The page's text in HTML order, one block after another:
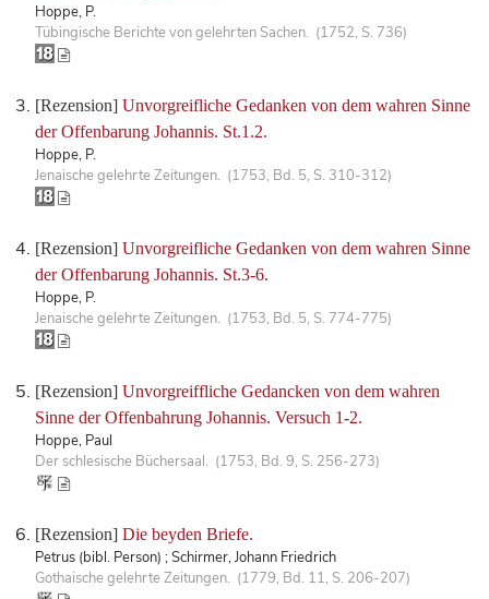
Hoppe, P.
Tübingische Berichte von gelehrten Sachen. (1752, S. 736)
[Rezension] Unvorgreifliche Gedanken von dem wahren Sinne
der Offenbarung Johannis. St.1.2.
Hoppe, P.
Jenaische gelehrte Zeitungen. (1753, Bd. 5, S. 310-312)
[Rezension] Unvorgreifliche Gedanken von dem wahren Sinne
der Offenbarung Johannis. St.3-6.
Hoppe, P.
Jenaische gelehrte Zeitungen. (1753, Bd. 5, S. 774-775)
[Rezension] Unvorgreiffliche Gedancken von dem wahren
Sinne der Offenbahrung Johannis. Versuch 1-2.
Hoppe, Paul
Der schlesische Büchersaal. (1753, Bd. 9, S. 256-273)
[Rezension] Die beyden Briefe.
Petrus (bibl. Person) ; Schirmer, Johann Friedrich
Gothaische gelehrte Zeitungen. (1779, Bd. 11, S. 206-207)